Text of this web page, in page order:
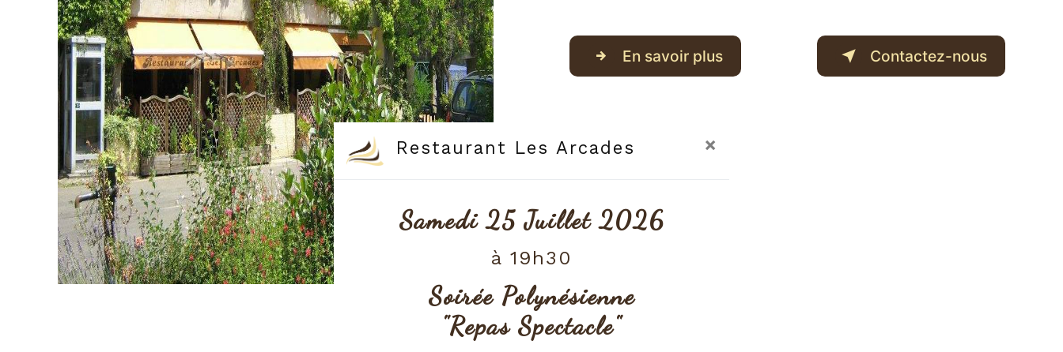
Restaurant Les Arcades ×
Samedi 25 Juillet 2026
à 19h30
Soirée Polynésienne
"Repas Spectacle"
En savoir plus Contactez-nous